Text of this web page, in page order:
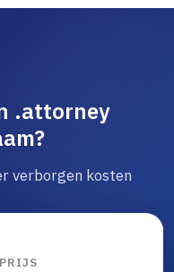
.attorney
verborgen kosten